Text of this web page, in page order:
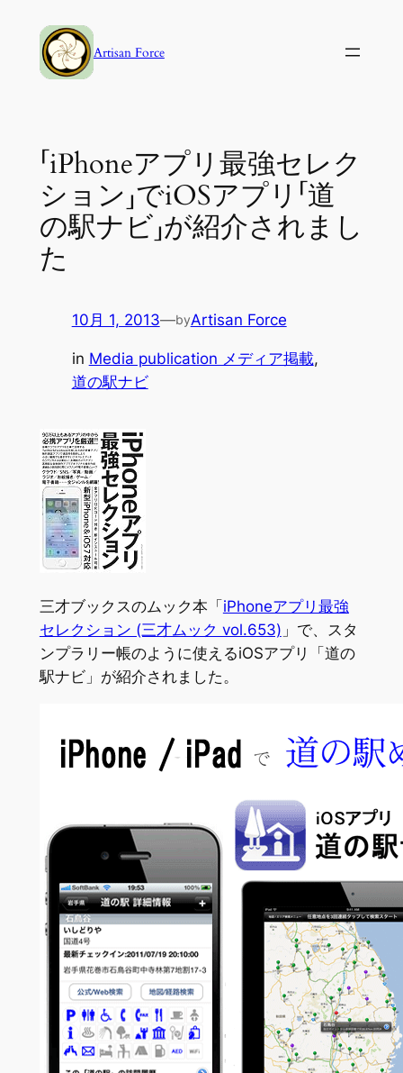
Artisan Force
「iPhoneアプリ最強セレク
ション」でiOSアプリ「道
の駅ナビ」が紹介されまし
た
10月 1, 2013—byArtisan Force
in Media publication メディア掲載
道の駅ナビ
三才ブックスのムック本「iPhoneアプリ最強
セレクション (三才ムック vol.653) 」で、スタ
ンプラリー帳のように使えるiOSアプリ「道の
駅ナビ」が紹介されました。